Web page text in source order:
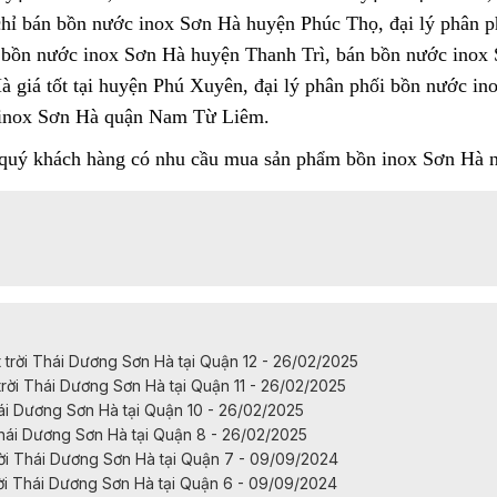
bán bồn nước inox Sơn Hà huyện Phúc Thọ, đại lý phân
nước inox Sơn Hà huyện Thanh Trì, bán bồn nước
giá tốt tại huyện Phú Xuyên, đại lý phân phối bồn nước
Sơn Hà quận Nam Từ Liêm.
khách hàng có nhu cầu mua sản phẩm bồn inox Sơn Hà
Thái Dương Sơn Hà tại Quận 12 - 26/02/2025
Thái Dương Sơn Hà tại Quận 11 - 26/02/2025
Dương Sơn Hà tại Quận 10 - 26/02/2025
Dương Sơn Hà tại Quận 8 - 26/02/2025
Thái Dương Sơn Hà tại Quận 7 - 09/09/2024
Thái Dương Sơn Hà tại Quận 6 - 09/09/2024